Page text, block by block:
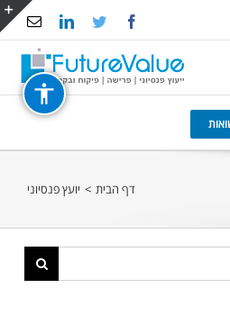
Facebook
Twitter
LinkedIn
דף הבית > יועץ פנסיוני